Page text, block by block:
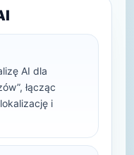
AI dla
łącząc
i